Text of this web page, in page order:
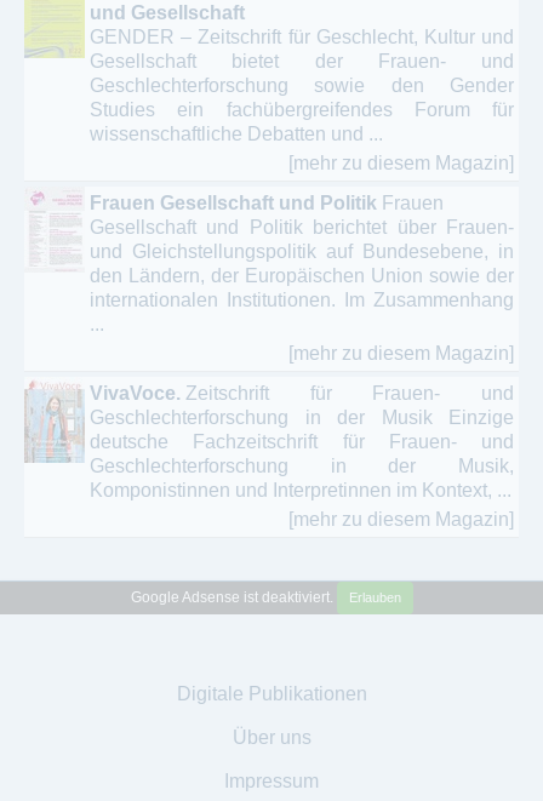
und Gesellschaft
GENDER – Zeitschrift für Geschlecht, Kultur und
Gesellschaft bietet der Frauen- und
Geschlechterforschung sowie den Gender
Studies ein fachübergreifendes Forum für
wissenschaftliche Debatten und ...
[mehr zu diesem Magazin]
Frauen Gesellschaft und Politik Frauen
Gesellschaft und Politik berichtet über Frauen-
und Gleichstellungspolitik auf Bundesebene, in
den Ländern, der Europäischen Union sowie der
internationalen Institutionen. Im Zusammenhang
...
[mehr zu diesem Magazin]
VivaVoce. Zeitschrift für Frauen- und
Geschlechterforschung in der Musik Einzige
deutsche Fachzeitschrift für Frauen- und
Geschlechterforschung in der Musik,
Komponistinnen und Interpretinnen im Kontext, ...
[mehr zu diesem Magazin]
Google Adsense ist deaktiviert. Erlauben
Digitale Publikationen
Über uns
Impressum